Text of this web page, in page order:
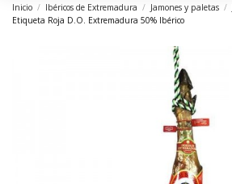
Inicio Ibéricos de Extremadura Jamones y paletas
Etiqueta Roja D.O. Extremadura 50% Ibérico